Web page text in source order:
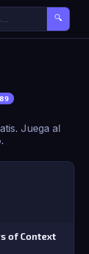
🔍
Juega al
of Context